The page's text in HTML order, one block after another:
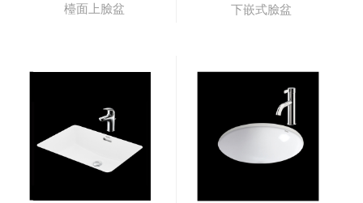
檯面上臉盆 下嵌式臉盆